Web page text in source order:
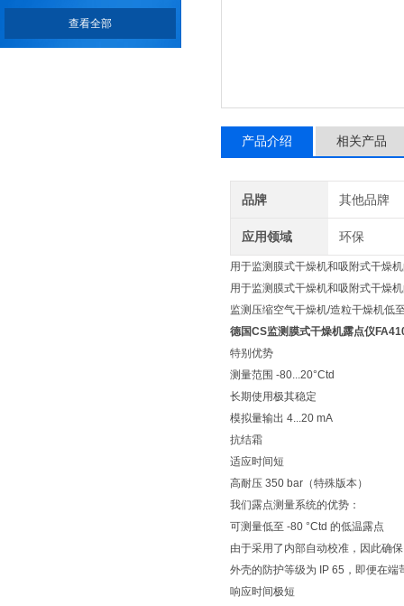
查看全部
产品介绍 相关产品
品牌 其他品牌
应用领域 环保
用于监测膜式干燥机和吸附式干燥
用于监测膜式干燥机和吸附式干燥
监测压缩空气干燥机/造粒干燥机低
德国CS监测膜式干燥机露点仪
特别优势
测量范围 -80...20°Ctd
长期使用极其稳定
模拟量输出 4...20 mA
抗结霜
适应时间短
高耐压 350 bar（特殊版本）
我们露点测量系统的优势：
可测量低至 -80 °Ctd 的低温露点
由于采用了内部自动校准，因此确
外壳的防护等级为 IP 65，即便在
响应时间极短